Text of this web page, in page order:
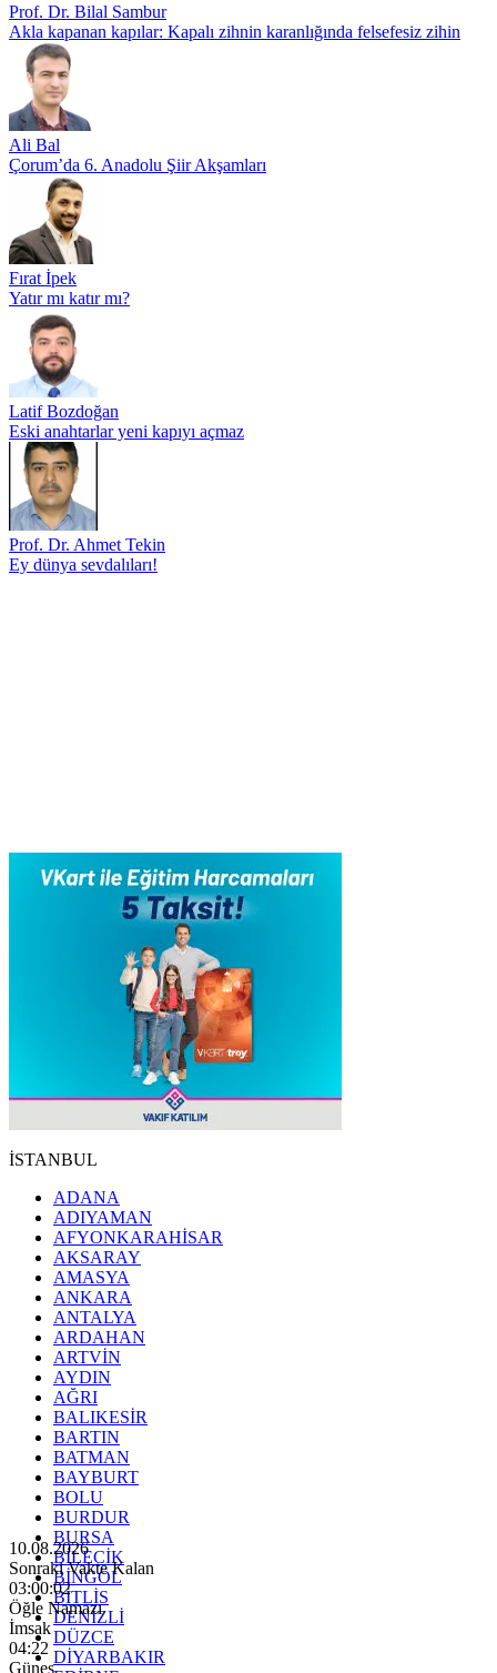
Prof. Dr. Bilal Sambur
Akla kapanan kapılar: Kapalı zihnin karanlığında felsefesiz zihin
Ali Bal
Çorum’da 6. Anadolu Şiir Akşamları
Fırat İpek
Yatır mı katır mı?
Latif Bozdoğan
Eski anahtarlar yeni kapıyı açmaz
Prof. Dr. Ahmet Tekin
Ey dünya sevdalıları!
İSTANBUL
ADANA
ADIYAMAN
AFYONKARAHİSAR
AKSARAY
AMASYA
ANKARA
ANTALYA
ARDAHAN
ARTVİN
AYDIN
AĞRI
BALIKESİR
BARTIN
BATMAN
BAYBURT
BOLU
BURDUR
BURSA
BİLECİK
BİNGÖL
BİTLİS
DENİZLİ
DÜZCE
DİYARBAKIR
10.08.2026
Sonraki Vakte Kalan
03:00:01
Öğle Namazı
İmsak
04:22
Güneş